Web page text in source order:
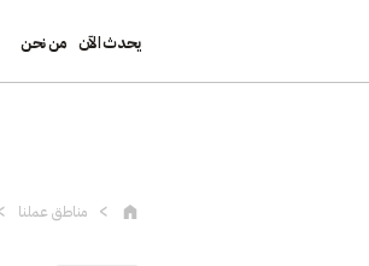
يحدث الآن من نحن
مناطق عملنا